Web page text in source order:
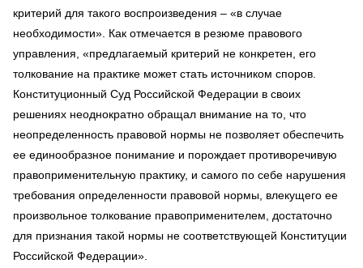
критерий для такого воспроизведения – «в случае
необходимости». Как отмечается в резюме правового
управления, «предлагаемый критерий не конкретен, его
толкование на практике может стать источником споров.
Конституционный Суд Российской Федерации в своих
решениях неоднократно обращал внимание на то, что
неопределенность правовой нормы не позволяет обеспечить
ее единообразное понимание и порождает противоречивую
правоприменительную практику, и самого по себе нарушения
требования определенности правовой нормы, влекущего ее
произвольное толкование правоприменителем, достаточно
для признания такой нормы не соответствующей Конституции
Российской Федерации».